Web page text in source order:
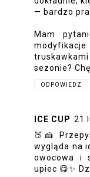
— bardzo
Mam
sezonie?
ODPOWIEDZ
ICE CUP 21
🍑🍰
wygląda na
owocowa i
upiec 😋✨